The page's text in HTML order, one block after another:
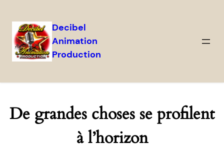
Decibel
Animation
Production
De grandes choses se profilent
à l’horizon